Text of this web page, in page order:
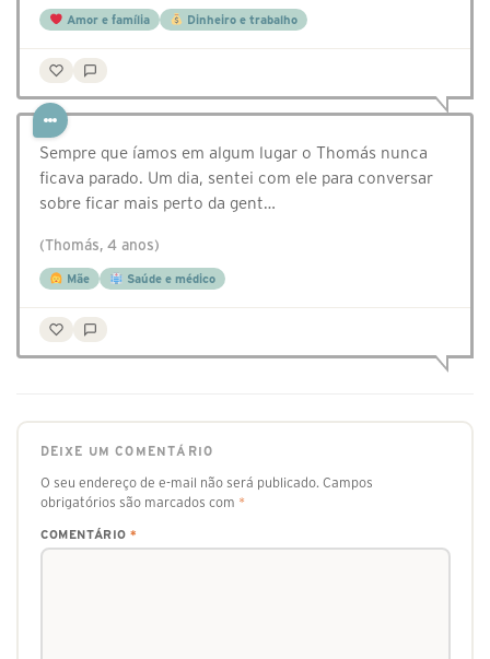
Amor e família Dinheiro e trabalho
Sempre que íamos em algum lugar o Thomás nunca
ficava parado. Um dia, sentei com ele para conversar
sobre ficar mais perto da gent…
(Thomás, 4 anos)
Mãe Saúde e médico
DEIXE UM COMENTÁRIO
O seu endereço de e-mail não será publicado. Campos
obrigatórios são marcados com *
COMENTÁRIO *